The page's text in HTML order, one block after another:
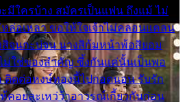
ะมีใครบ้าง สมัครเป็นแฟน ถึงแม้ ไม่
ล่อเหลา ขอให้ใจเจ้าไม่คลอนแคลน
สิจนกะบ่จน นางสิก้มหน้าพ้อสิยอม
ม่ใช่ของสำคัญ ซึ้งกันแค่นั้นเป็นพอ
ดต่อหงษ์ทองนี้ไปกอดนอน รับรัก
คอยละเหว่ว้าอาวรณ์เกี้ยวกันก่อน